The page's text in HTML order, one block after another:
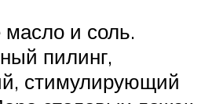
и соль.
пилинг,
стимулирующий